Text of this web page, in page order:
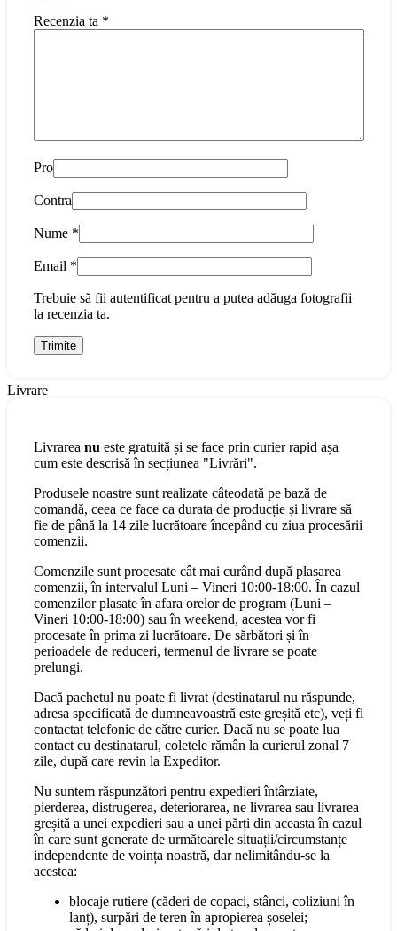
Recenzia ta *
Pro
Contra
Nume *
Email *
Trebuie să fii autentificat pentru a putea adăuga fotografii
la recenzia ta.
Livrare
Livrarea nu este gratuită și se face prin curier rapid așa
cum este descrisă în secțiunea "Livrări".
Produsele noastre sunt realizate câteodată pe bază de
comandă, ceea ce face ca durata de producție și livrare să
fie de până la 14 zile lucrătoare începând cu ziua procesării
comenzii.
Comenzile sunt procesate cât mai curând după plasarea
comenzii, în intervalul Luni – Vineri 10:00-18:00. În cazul
comenzilor plasate în afara orelor de program (Luni –
Vineri 10:00-18:00) sau în weekend, acestea vor fi
procesate în prima zi lucrătoare. De sărbători și în
perioadele de reduceri, termenul de livrare se poate
prelungi.
Dacă pachetul nu poate fi livrat (destinatarul nu răspunde,
adresa specificată de dumneavoastră este greșită etc), veți fi
contactat telefonic de către curier. Dacă nu se poate lua
contact cu destinatarul, coletele rămân la curierul zonal 7
zile, după care revin la Expeditor.
Nu suntem răspunzători pentru expedieri întârziate,
pierderea, distrugerea, deteriorarea, ne livrarea sau livrarea
greșită a unei expedieri sau a unei părți din aceasta în cazul
în care sunt generate de următoarele situații/circumstanțe
independente de voința noastră, dar nelimitându-se la
acestea:
blocaje rutiere (căderi de copaci, stânci, coliziuni în
lanț), surpări de teren în apropierea șoselei;